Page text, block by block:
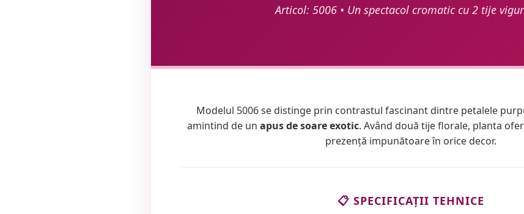
Articol: 5006 • Un spectacol cromatic cu 2 tije
Modelul 5006 se distinge prin contrastul fascinant dintre petalele
amintind de un apus de soare exotic. Având două tije florale, planta
prezență impunătoare în orice decor.
📋 SPECIFICAȚII TEHNICE